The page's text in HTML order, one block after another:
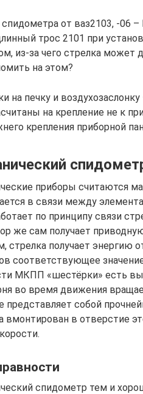
от ваз2103, -06
трос 2101 при
из-за чего стрелка может
на этом?
на печку и
на крепление не к
крепления приборной
приборы считаются
в связи между
по принципу связи
же сам получает
стрелка получает энергию
соответствующее
МКПП «шестёрки» есть
во время движения
представляет собой
вмонтирован в отверстие
спидометр тем и